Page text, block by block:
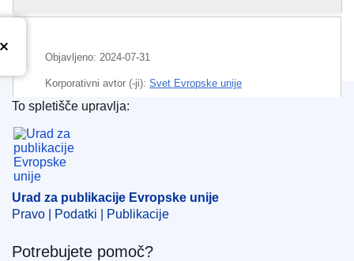
Objavljeno: 2024-07-31
Korporativni avtor (-ji): Svet Evropske unije
IMMC : ST 12625 2024 ADD 1
Urad za publikacije Evropske unije
To spletišče upravlja:
Urad za publikacije Evropske unije
Pravo | Podatki | Publikacije
Potrebujete pomoč?